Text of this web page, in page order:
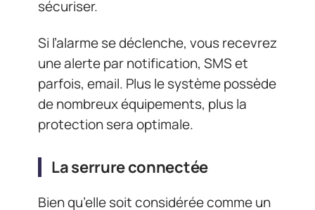
sécuriser.
Si l’alarme se déclenche, vous recevrez
une alerte par notification, SMS et
parfois, email. Plus le système possède
de nombreux équipements, plus la
protection sera optimale.
La serrure connectée
Bien qu’elle soit considérée comme un